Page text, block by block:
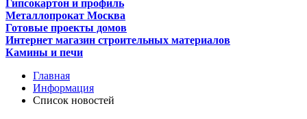
Гипсокартон и профиль
Металлопрокат Москва
Готовые проекты домов
Интернет магазин строительных материалов
Камины и печи
Главная
Информация
Список новостей